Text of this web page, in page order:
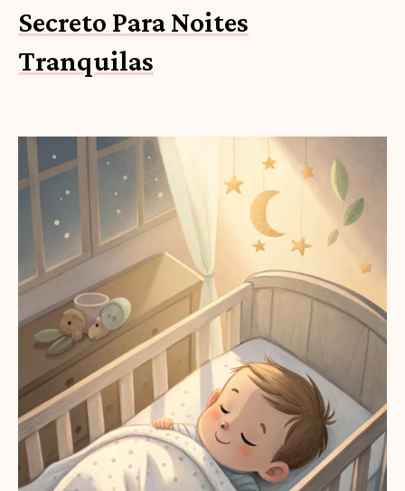
Secreto Para Noites
Tranquilas